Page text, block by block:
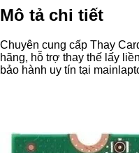
Mô tả chi tiết
Chuyên cung cấp Thay
hãng, hỗ trợ thay thế lấy
bảo hành uy tín tại